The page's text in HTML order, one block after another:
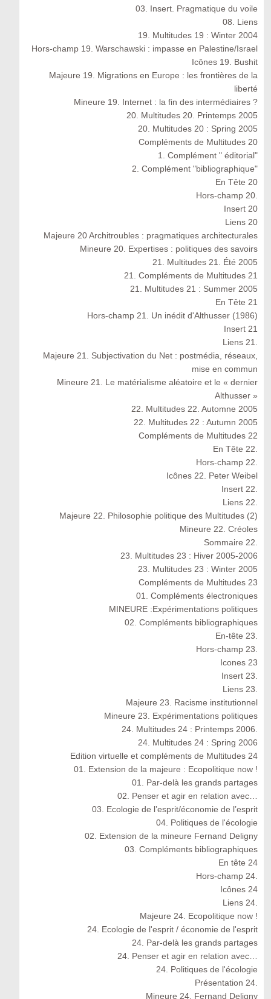
03. Insert. Pragmatique du voile
08. Liens
19. Multitudes 19 : Winter 2004
Hors-champ 19. Warschawski : impasse en Palestine/Israel
Icônes 19. Bushit
Majeure 19. Migrations en Europe : les frontières de la
liberté
Mineure 19. Internet : la fin des intermédiaires ?
20. Multitudes 20. Printemps 2005
20. Multitudes 20 : Spring 2005
Compléments de Multitudes 20
1. Complément " éditorial"
2. Complément "bibliographique"
En Tête 20
Hors-champ 20.
Insert 20
Liens 20
Majeure 20 Architroubles : pragmatiques architecturales
Mineure 20. Expertises : politiques des savoirs
21. Multitudes 21. Été 2005
21. Compléments de Multitudes 21
21. Multitudes 21 : Summer 2005
En Tête 21
Hors-champ 21. Un inédit d'Althusser (1986)
Insert 21
Liens 21.
Majeure 21. Subjectivation du Net : postmédia, réseaux,
mise en commun
Mineure 21. Le matérialisme aléatoire et le « dernier
Althusser »
22. Multitudes 22. Automne 2005
22. Multitudes 22 : Autumn 2005
Compléments de Multitudes 22
En Tête 22.
Hors-champ 22.
Icônes 22. Peter Weibel
Insert 22.
Liens 22.
Majeure 22. Philosophie politique des Multitudes (2)
Mineure 22. Créoles
Sommaire 22.
23. Multitudes 23 : Hiver 2005-2006
23. Multitudes 23 : Winter 2005
Compléments de Multitudes 23
01. Compléments électroniques
MINEURE :Expérimentations politiques
02. Compléments bibliographiques
En-tête 23.
Hors-champ 23.
Icones 23
Insert 23.
Liens 23.
Majeure 23. Racisme institutionnel
Mineure 23. Expérimentations politiques
24. Multitudes 24 : Printemps 2006.
24. Multitudes 24 : Spring 2006
Edition virtuelle et compléments de Multitudes 24
01. Extension de la majeure : Ecopolitique now !
01. Par-delà les grands partages
02. Penser et agir en relation avec…
03. Ecologie de l’esprit/économie de l’esprit
04. Politiques de l'écologie
02. Extension de la mineure Fernand Deligny
03. Compléments bibliographiques
En tête 24
Hors-champ 24.
Icônes 24
Liens 24.
Majeure 24. Ecopolitique now !
24. Ecologie de l'esprit / économie de l'esprit
24. Par-delà les grands partages
24. Penser et agir en relation avec…
24. Politiques de l'écologie
Présentation 24.
Mineure 24. Fernand Deligny